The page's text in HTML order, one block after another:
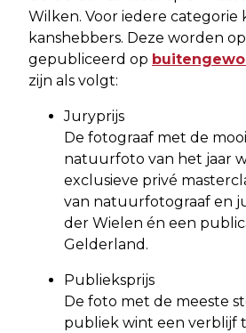
Wilken. Voor iedere categorie
kanshebbers. Deze worden
gepubliceerd op
zijn als volgt:
Juryprijs
De fotograaf met de
natuurfoto van het jaar
exclusieve privé
van natuurfotograaf en
der Wielen én een
Gelderland.
Publieksprijs
De foto met de meeste
publiek wint een verblijf